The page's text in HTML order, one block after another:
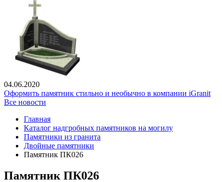
04.06.2020
Оформить памятник стильно и необычно в компании iGranit
Все новости
Главная
Каталог надгробных памятников на могилу
Памятники из гранита
Двойные памятники
Памятник ПК026
Памятник ПК026